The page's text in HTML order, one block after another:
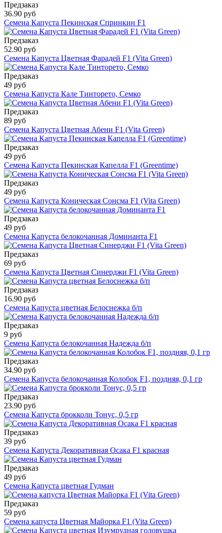
Предзаказ
36.90 руб
Семена Капуста Пекинская Спринкин F1
Предзаказ
52.90 руб
Семена Капуста Цветная Фарадей F1 (Vita Green)
Предзаказ
49 руб
Семена Капуста Кале Тинторето, Семко
Предзаказ
89 руб
Семена Капуста Цветная Абени F1 (Vita Green)
Предзаказ
49 руб
Семена Капуста Пекинская Капелла F1 (Greentime)
Предзаказ
49 руб
Семена Капуста Коническая Сонсма F1 (Vita Green)
Предзаказ
49 руб
Семена Капуста белокочанная Доминанта F1
Предзаказ
69 руб
Семена Капуста Цветная Синерджи F1 (Vita Green)
Предзаказ
16.90 руб
Семена Капуста цветная Белоснежка б/п
Предзаказ
9 руб
Семена Капуста белокочанная Надежда б/п
Предзаказ
34.90 руб
Семена Капуста белокочанная Колобок F1, поздняя, 0,1 гр
Предзаказ
23.90 руб
Семена Капуста брокколи Тонус, 0,5 гр
Предзаказ
39 руб
Семена Капуста Декоративная Осака F1 красная
Предзаказ
49 руб
Семена Капуста цветная Гудман
Предзаказ
59 руб
Семена капуста Цветная Майорка F1 (Vita Green)